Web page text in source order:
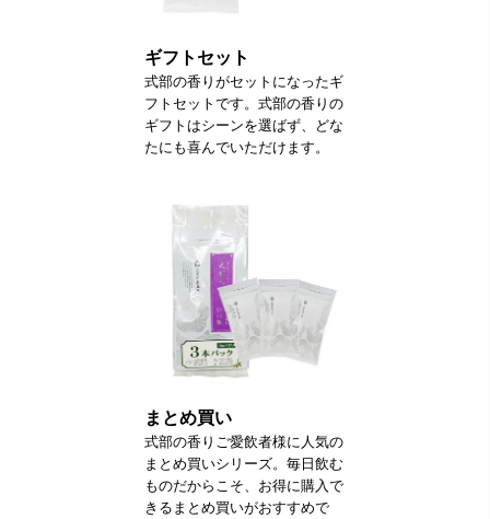
ギフトセット
式部の香りがセットになったギ
フトセットです。式部の香りの
ギフトはシーンを選ばず、どな
たにも喜んでいただけます。
まとめ買い
式部の香りご愛飲者様に人気の
まとめ買いシリーズ。毎日飲む
ものだからこそ、お得に購入で
きるまとめ買いがおすすめで